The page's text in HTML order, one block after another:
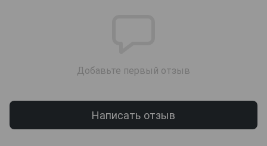
Добавьте первый отзыв
Написать отзыв